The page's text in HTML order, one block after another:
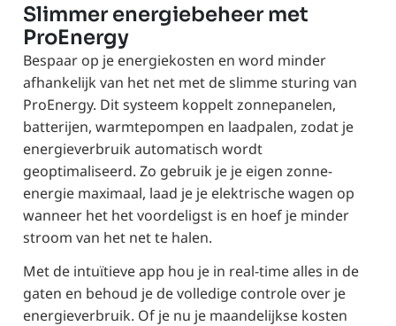
Slimmer energiebeheer met
ProEnergy
Bespaar op je energiekosten en word minder
afhankelijk van het net met de slimme sturing van
ProEnergy. Dit systeem koppelt zonnepanelen,
batterijen, warmtepompen en laadpalen, zodat je
energieverbruik automatisch wordt
geoptimaliseerd. Zo gebruik je je eigen zonne-
energie maximaal, laad je je elektrische wagen op
wanneer het het voordeligst is en hoef je minder
stroom van het net te halen.
Met de intuïtieve app hou je in real-time alles in de
gaten en behoud je de volledige controle over je
energieverbruik. Of je nu je maandelijkse kosten